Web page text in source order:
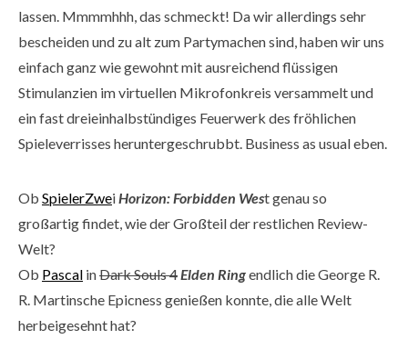
lassen. Mmmmhhh, das schmeckt! Da wir allerdings sehr
bescheiden und zu alt zum Partymachen sind, haben wir uns
einfach ganz wie gewohnt mit ausreichend flüssigen
Stimulanzien im virtuellen Mikrofonkreis versammelt und
ein fast dreieinhalbstündiges Feuerwerk des fröhlichen
Spieleverrisses heruntergeschrubbt. Business as usual eben.
Ob SpielerZwei Horizon: Forbidden West genau so
großartig findet, wie der Großteil der restlichen Review-
Welt?
Ob Pascal inDark Souls 4 Elden Ringendlich die George R.
R. Martinsche Epicness genießen konnte, die alle Welt
herbeigesehnt hat?